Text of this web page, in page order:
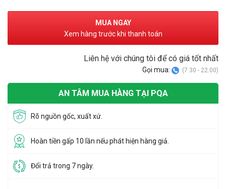
MUA NGAY
Xem hàng trước khi thanh toán
Liên hệ với chúng tôi để có giá tốt nhất
Gọi mua: (7:30 - 22:00)
AN TÂM MUA HÀNG TẠI PQA
Rõ nguồn gốc, xuất xứ.
Hoàn tiền gấp 10 lần nếu phát hiện hàng giả.
Đổi trả trong 7 ngày.